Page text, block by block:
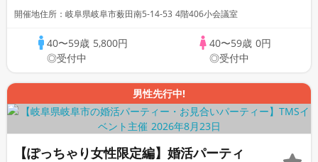
開催地住所：岐阜県岐阜市薮田南5-14-53 4階406小会議室
40〜59歳 5,800円
◎受付中
40〜59歳 0円
◎受付中
男性先行中!
【ぽっちゃり女性限定編】婚活パーティ